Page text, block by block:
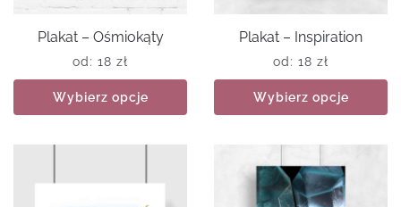
Plakat – Ośmiokąty
od: 18 zł
Wybierz opcje
Plakat – Inspiration
od: 18 zł
Wybierz opcje